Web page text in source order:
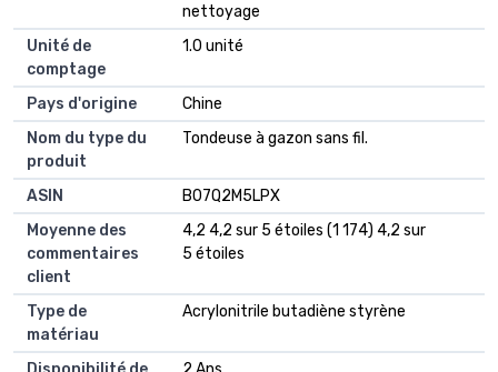
nettoyage
Unité de
comptage
1.0 unité
Pays d'origine
Chine
Nom du type du
produit
Tondeuse à gazon sans fil.
ASIN
B07Q2M5LPX
Moyenne des
commentaires
client
4,2 4,2 sur 5 étoiles (1 174) 4,2 sur
5 étoiles
Type de
matériau
Acrylonitrile butadiène styrène